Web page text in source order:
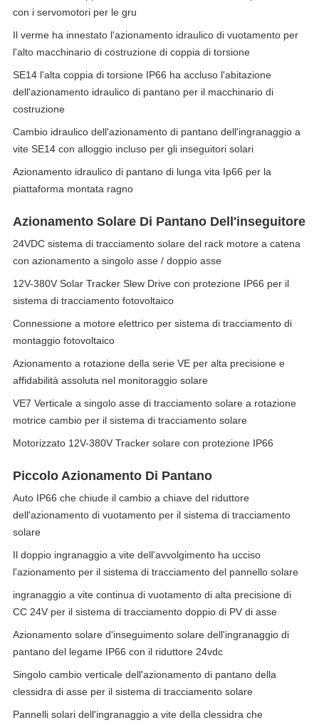
con i servomotori per le gru
Il verme ha innestato l'azionamento idraulico di vuotamento per
l'alto macchinario di costruzione di coppia di torsione
SE14 l'alta coppia di torsione IP66 ha accluso l'abitazione
dell'azionamento idraulico di pantano per il macchinario di
costruzione
Cambio idraulico dell'azionamento di pantano dell'ingranaggio a
vite SE14 con alloggio incluso per gli inseguitori solari
Azionamento idraulico di pantano di lunga vita Ip66 per la
piattaforma montata ragno
Azionamento Solare Di Pantano Dell'inseguitore
24VDC sistema di tracciamento solare del rack motore a catena
con azionamento a singolo asse / doppio asse
12V-380V Solar Tracker Slew Drive con protezione IP66 per il
sistema di tracciamento fotovoltaico
Connessione a motore elettrico per sistema di tracciamento di
montaggio fotovoltaico
Azionamento a rotazione della serie VE per alta precisione e
affidabilità assoluta nel monitoraggio solare
VE7 Verticale a singolo asse di tracciamento solare a rotazione
motrice cambio per il sistema di tracciamento solare
Motorizzato 12V-380V Tracker solare con protezione IP66
Piccolo Azionamento Di Pantano
Auto IP66 che chiude il cambio a chiave del riduttore
dell'azionamento di vuotamento per il sistema di tracciamento
solare
Il doppio ingranaggio a vite dell'avvolgimento ha ucciso
l'azionamento per il sistema di tracciamento del pannello solare
ingranaggio a vite continua di vuotamento di alta precisione di
CC 24V per il sistema di tracciamento doppio di PV di asse
Azionamento solare d'inseguimento solare dell'ingranaggio di
pantano del legame IP66 con il riduttore 24vdc
Singolo cambio verticale dell'azionamento di pantano della
clessidra di asse per il sistema di tracciamento solare
Pannelli solari dell'ingranaggio a vite della clessidra che